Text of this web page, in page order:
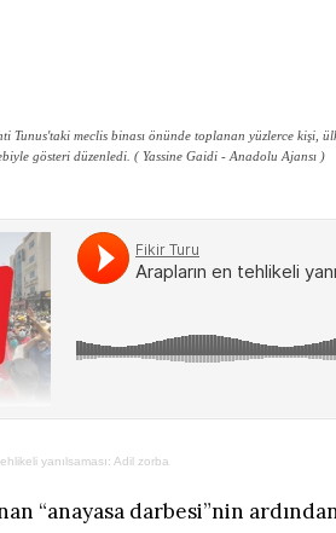
Tunus'taki meclis binası önünde toplanan yüzlerce kişi,
gösteri düzenledi. ( Yassine Gaidi - Anadolu Ajansı )
yanılsaması: Adil zorba
“anayasa darbesi”nin